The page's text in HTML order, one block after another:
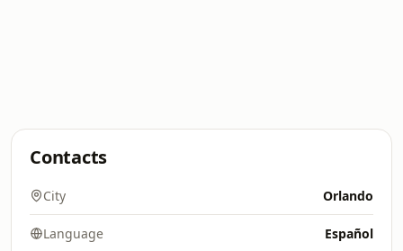
Contacts
City Orlando
Language Español